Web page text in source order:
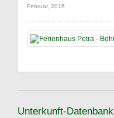
Februar, 2016
Unterkunft-Datenbank